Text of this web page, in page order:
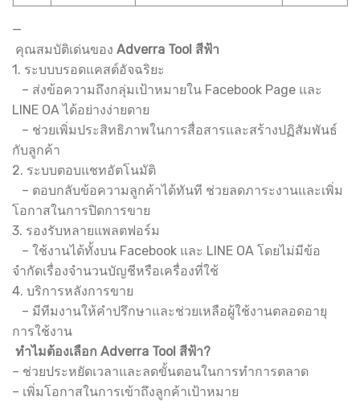
—
คุณสมบัติเด่นของ Adverra Tool สีฟ้า
1. ระบบบรอดแคสต์อัจฉริยะ
– ส่งข้อความถึงกลุ่มเป้าหมายใน Facebook Page และ
LINE OA ได้อย่างง่ายดาย
– ช่วยเพิ่มประสิทธิภาพในการสื่อสารและสร้างปฏิสัมพันธ์
กับลูกค้า
2. ระบบตอบแชทอัตโนมัติ
– ตอบกลับข้อความลูกค้าได้ทันที ช่วยลดภาระงานและเพิ่ม
โอกาสในการปิดการขาย
3. รองรับหลายแพลตฟอร์ม
– ใช้งานได้ทั้งบน Facebook และ LINE OA โดยไม่มีข้อ
จำกัดเรื่องจำนวนบัญชีหรือเครื่องที่ใช้
4. บริการหลังการขาย
– มีทีมงานให้คำปรึกษาและช่วยเหลือผู้ใช้งานตลอดอายุ
การใช้งาน
ทำไมต้องเลือก Adverra Tool สีฟ้า?
– ช่วยประหยัดเวลาและลดขั้นตอนในการทำการตลาด
– เพิ่มโอกาสในการเข้าถึงลูกค้าเป้าหมาย